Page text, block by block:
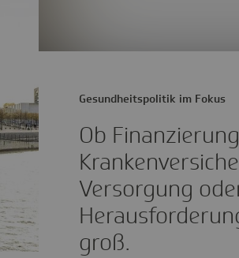
Ob
Versorgung
groß.
Gesundheitspolitik im Fokus